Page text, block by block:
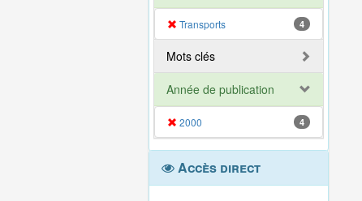
Transports 4
Mots clés
Année de publication
2000 4
Accès direct